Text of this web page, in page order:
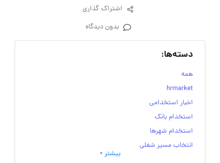
اشتراک گذاری
بدون دیدگاه
دسته‌ها:
همه
hrmarket
اخبار استخدامی
استخدام بانک
استخدام شهرها
انتخاب مسیر شغلی
به‌روزرسانی‌های سایت (کارجویی)
بیشتر +